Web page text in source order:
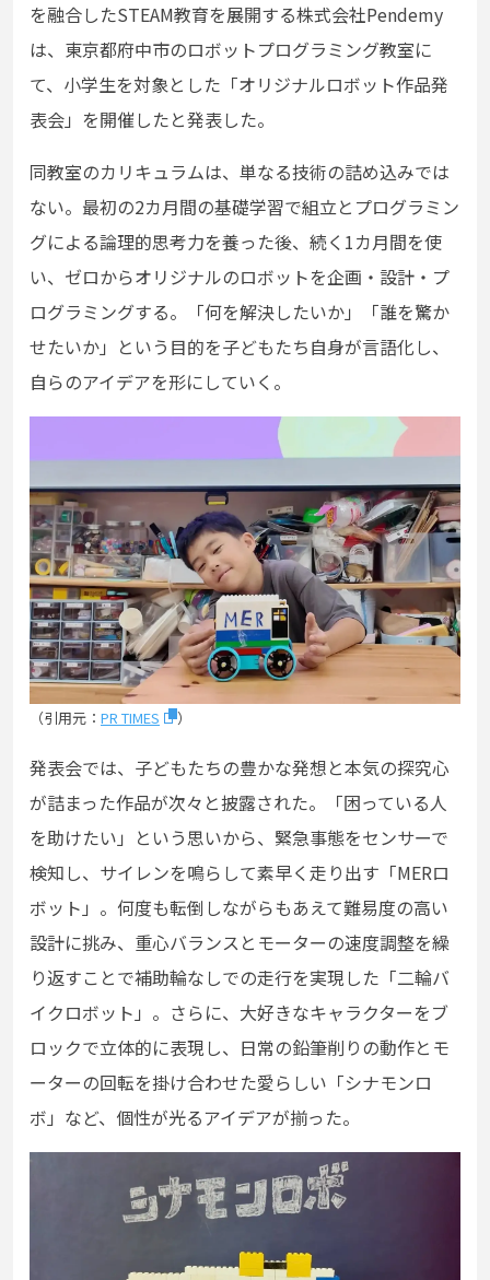
を融合したSTEAM教育を展開する株式会社Pendemy
は、東京都府中市のロボットプログラミング教室に
て、小学生を対象とした「オリジナルロボット作品発
表会」を開催したと発表した。
同教室のカリキュラムは、単なる技術の詰め込みでは
ない。最初の2カ月間の基礎学習で組立とプログラミン
グによる論理的思考力を養った後、続く1カ月間を使
い、ゼロからオリジナルのロボットを企画・設計・プ
ログラミングする。「何を解決したいか」「誰を驚か
せたいか」という目的を子どもたち自身が言語化し、
自らのアイデアを形にしていく。
（引用元： PR TIMES ）
発表会では、子どもたちの豊かな発想と本気の探究心
が詰まった作品が次々と披露された。「困っている人
を助けたい」という思いから、緊急事態をセンサーで
検知し、サイレンを鳴らして素早く走り出す「MERロ
ボット」。何度も転倒しながらもあえて難易度の高い
設計に挑み、重心バランスとモーターの速度調整を繰
り返すことで補助輪なしでの走行を実現した「二輪バ
イクロボット」。さらに、大好きなキャラクターをブ
ロックで立体的に表現し、日常の鉛筆削りの動作とモ
ーターの回転を掛け合わせた愛らしい「シナモンロ
ボ」など、個性が光るアイデアが揃った。